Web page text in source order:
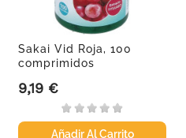
Sakai Vid Roja, 100
comprimidos
Precio
9,19 €
Añadir Al Carrito